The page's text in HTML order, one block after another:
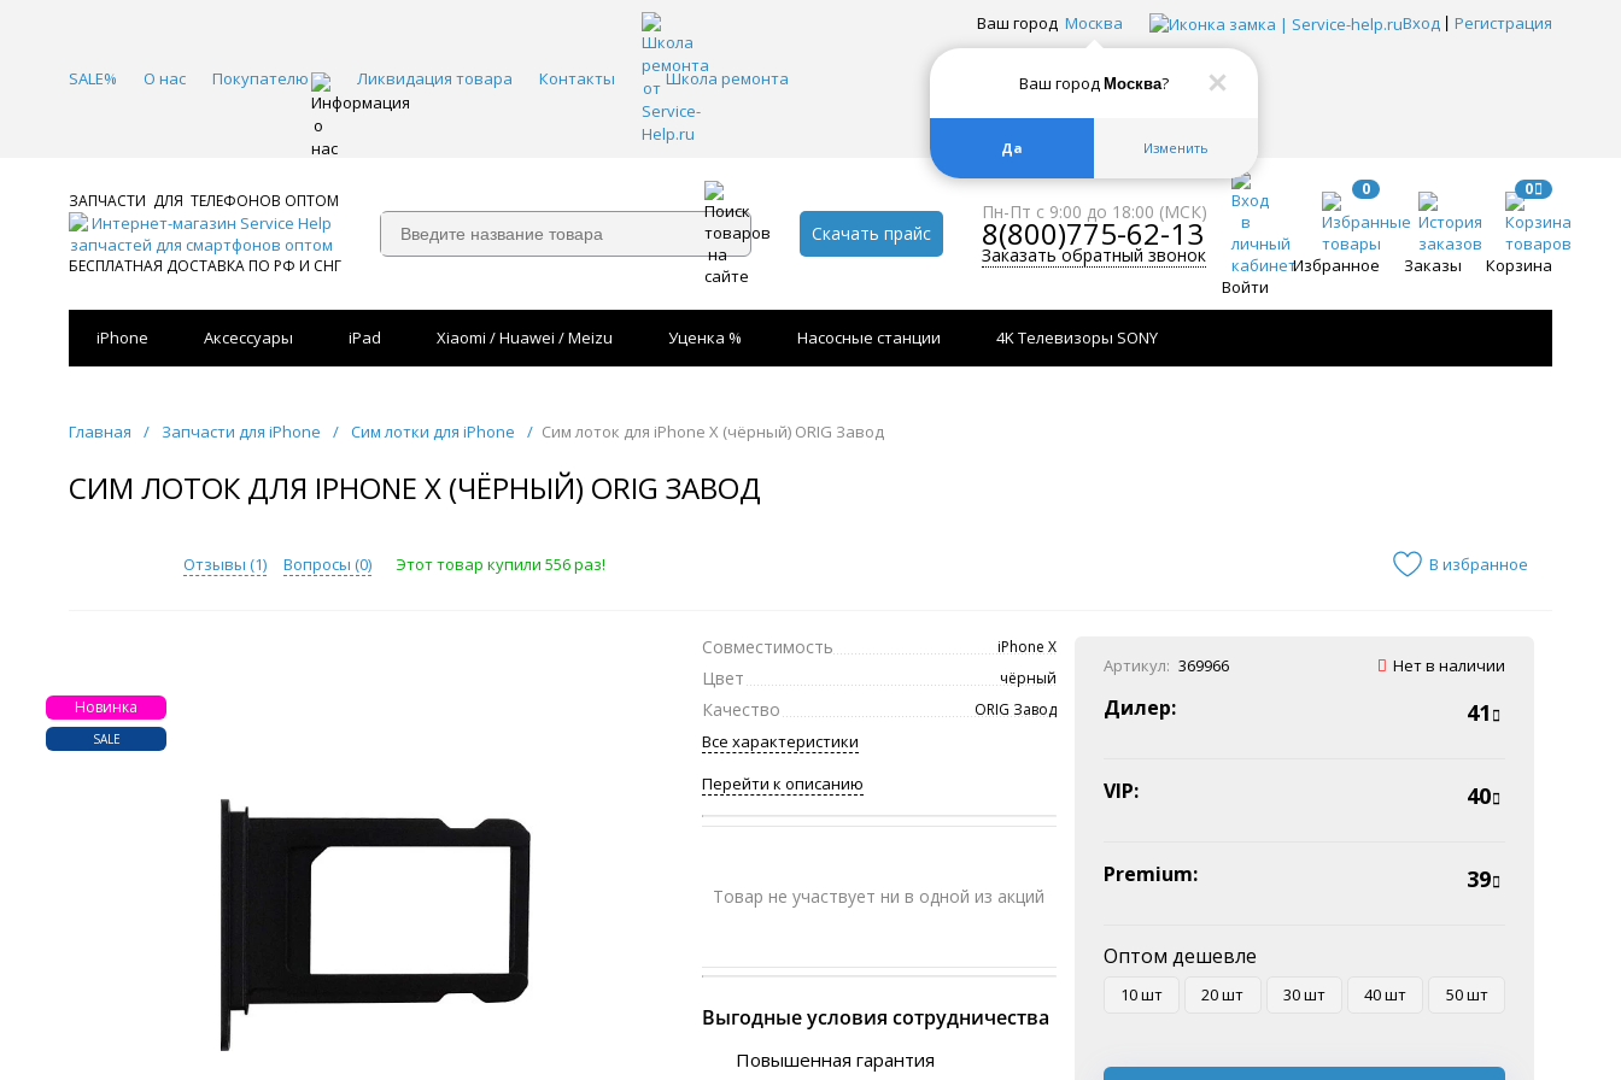
Ваш город Москва?
Да Изменить
SALE% О нас Покупателю Ликвидация товара Контакты Школа ремонта
Ваш город Москва Вход Регистрация
ЗАПЧАСТИ ДЛЯ ТЕЛЕФОНОВ ОПТОМ
БЕСПЛАТНАЯ ДОСТАВКА ПО РФ И СНГ
Скачать прайс
Пн-Пт с 9:00 до 18:00 (МСК)
8(800)775-62-13
Заказать обратный звонок
Войти
0
Избранное Заказы
0
Корзина
iPhone Аксессуары iPad Xiaomi / Huawei / Meizu Уценка % Насосные станции 4K Телевизоры SONY
Главная / Запчасти для iPhone / Сим лотки для iPhone / Сим лоток для iPhone Х (чёрный) ORIG Завод
СИМ ЛОТОК ДЛЯ IPHONE Х (ЧЁРНЫЙ) ORIG ЗАВОД
Отзывы (1) Вопросы (0) Этот товар купили 556 раз! В избранное
Новинка
SALE
Совместимость iPhone X
Цвет чёрный
Качество ORIG Завод
Все характеристики
Перейти к описанию
Товар не участвует ни в одной из акций
Выгодные условия сотрудничества
Повышенная гарантия
Артикул: 369966 Нет в наличии
Дилер: 41
VIP: 40
Premium: 39
Оптом дешевле
10 шт 20 шт 30 шт 40 шт 50 шт